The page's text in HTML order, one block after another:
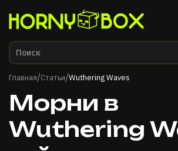
Главная/Статьи/Wuthering Waves
Морни в
Wuthering